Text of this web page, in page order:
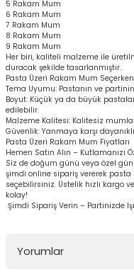
5 Rakam Mum
6 Rakam Mum
7 Rakam Mum
8 Rakam Mum
9 Rakam Mum
Her biri, kaliteli malzeme ile
duracak şekilde tasarlanmıştır.
Pasta Üzeri Rakam Mum
Tema Uyumu: Pastanın ve
Boyut: Küçük ya da büyük
edilebilir.
Malzeme Kalitesi: Kalitesiz
Güvenlik: Yanmaya karşı
Pasta Üzeri Rakam Mum Fiyatları
Hemen Satın Alın – Kutlamanızı
Siz de doğum günü veya özel
şimdi online sipariş vererek
seçebilirsiniz. Üstelik hızlı kargo
kolay!
Şimdi Sipariş Verin – Partinizde
Yorumlar